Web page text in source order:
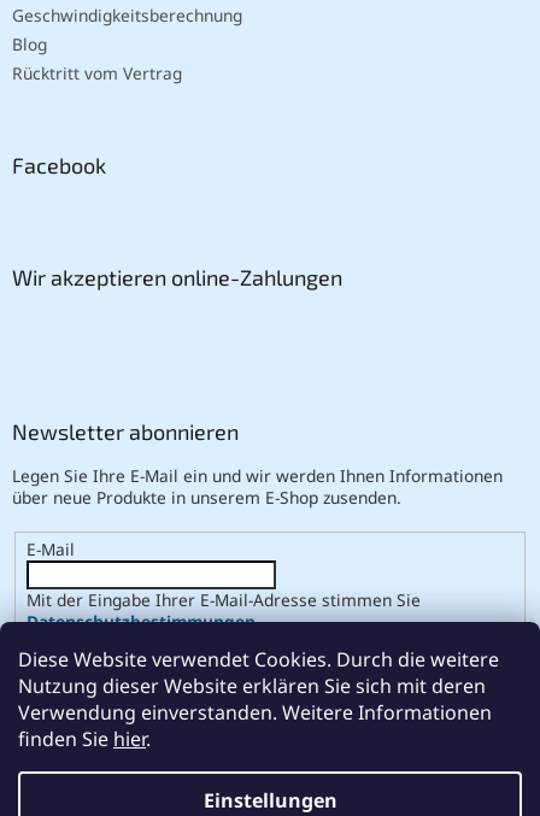
Diese Website verwendet Cookies. Durch die weitere
Nutzung dieser Website erklären Sie sich mit deren
Verwendung einverstanden. Weitere Informationen
finden Sie hier.
Einstellungen
Geschwindigkeitsberechnung
Blog
Rücktritt vom Vertrag
Facebook
Wir akzeptieren online-Zahlungen
Newsletter abonnieren
Legen Sie Ihre E-Mail ein und wir werden Ihnen Informationen
über neue Produkte in unserem E-Shop zusenden.
E-Mail
Mit der Eingabe Ihrer E-Mail-Adresse stimmen Sie
Datenschutzbestimmungen.
ANMELDEN